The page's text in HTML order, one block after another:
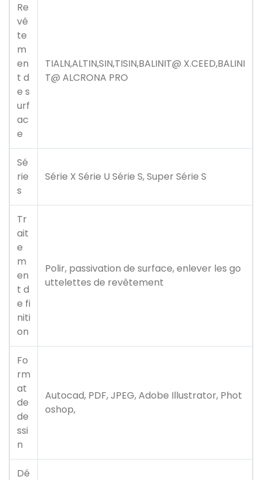
Re
vê
te
m
en
t d
e s
urf
ac
e
TIALN,ALTIN,SIN,TISIN,BALINIT@ X.CEED,BALINI
T@ ALCRONA PRO
Sé
rie
s
Série X Série U Série S, Super Série S
Tr
ait
e
m
en
t d
e fi
niti
on
Polir, passivation de surface, enlever les go
uttelettes de revêtement
Fo
rm
at
de
de
ssi
n
Autocad, PDF, JPEG, Adobe Illustrator, Phot
oshop,
Dé